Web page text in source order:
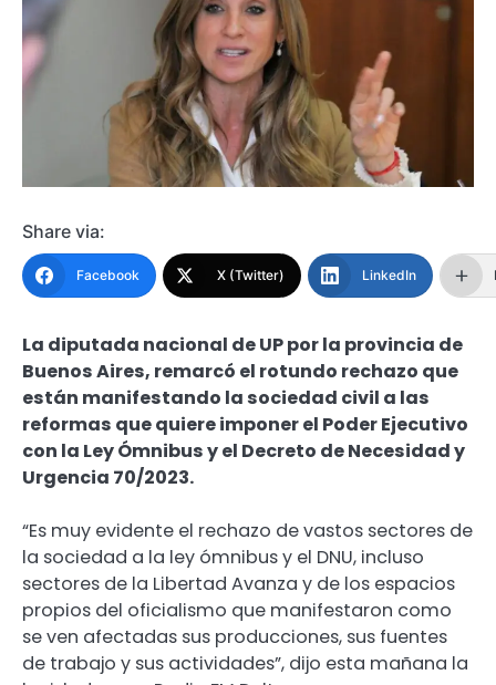
Share via:
Facebook X (Twitter) LinkedIn
La diputada nacional de UP por la provincia de
Buenos Aires, remarcó el rotundo rechazo que
están manifestando la sociedad civil a las
reformas que quiere imponer el Poder Ejecutivo
con la Ley Ómnibus y el Decreto de Necesidad y
Urgencia 70/2023.
“Es muy evidente el rechazo de vastos sectores de
la sociedad a la ley ómnibus y el DNU, incluso
sectores de la Libertad Avanza y de los espacios
propios del oficialismo que manifestaron como
se ven afectadas sus producciones, sus fuentes
de trabajo y sus actividades”, dijo esta mañana la